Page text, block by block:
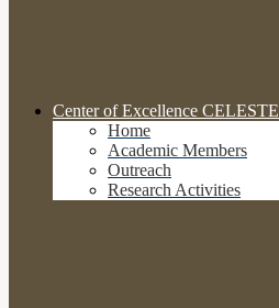
Center of Excellence CELESTE
Home
Academic Members
Outreach
Research Activities